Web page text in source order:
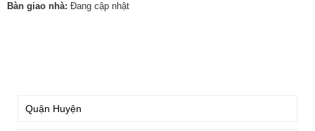
Bàn giao nhà: Đang cập nhật